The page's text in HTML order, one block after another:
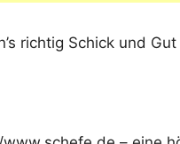
richtig Schick und